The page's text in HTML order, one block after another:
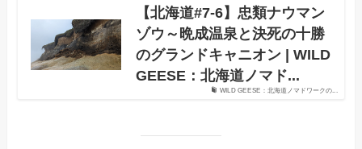
WILD GEESE：北海道ノマドワークの...
【北海道#7-6】忠類ナウマン
ゾウ～晩成温泉と決死の十勝
のグランドキャニオン | WILD
GEESE：北海道ノマド...